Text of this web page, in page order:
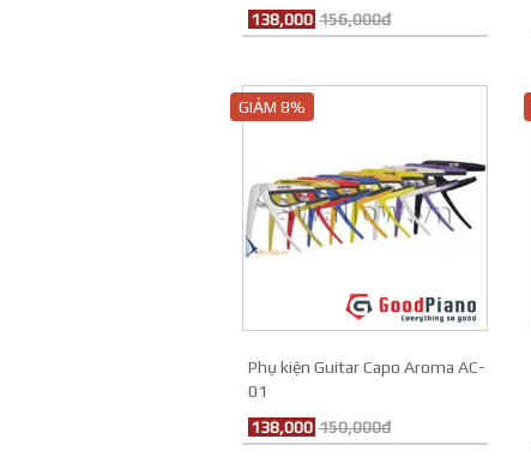
138,000 156,000đ
GIẢM 8%
Phụ kiện Guitar Capo Aroma AC-
01
138,000 150,000đ